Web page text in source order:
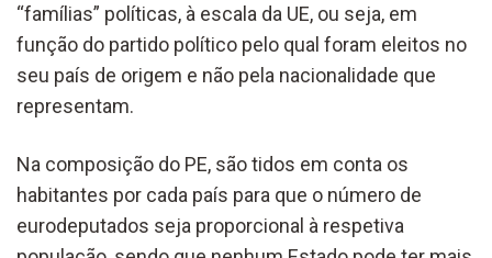
“famílias” políticas, à escala da UE, ou seja, em
função do partido político pelo qual foram eleitos no
seu país de origem e não pela nacionalidade que
representam.
Na composição do PE, são tidos em conta os
habitantes por cada país para que o número de
eurodeputados seja proporcional à respetiva